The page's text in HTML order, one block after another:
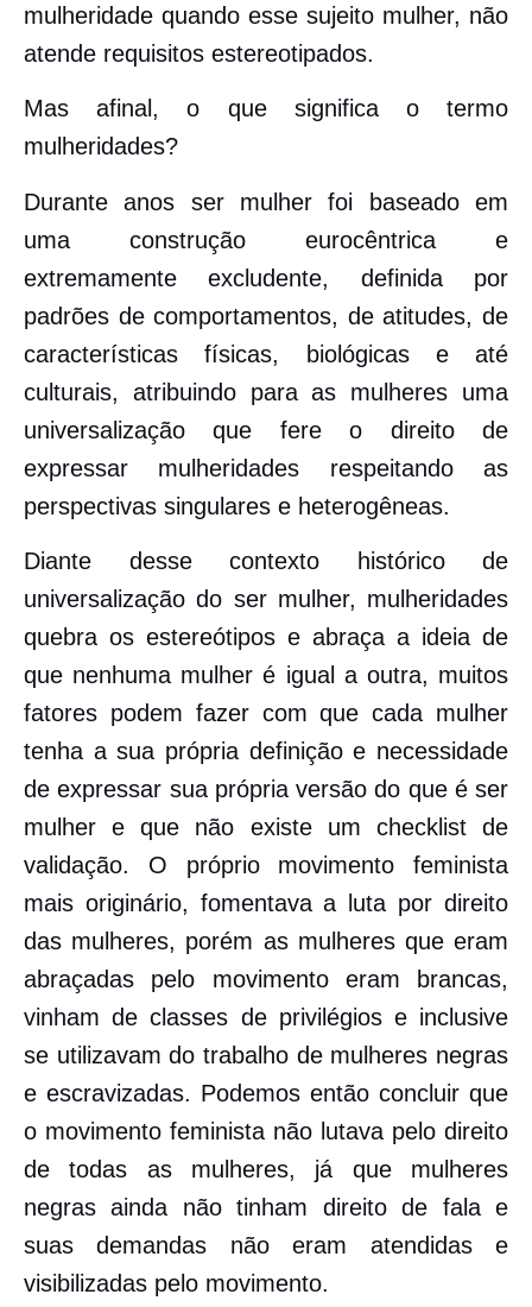
mulheridade quando esse sujeito mulher, não
atende requisitos estereotipados.
Mas afinal, o que significa o termo
mulheridades?
Durante anos ser mulher foi baseado em
uma construção eurocêntrica e
extremamente excludente, definida por
padrões de comportamentos, de atitudes, de
características físicas, biológicas e até
culturais, atribuindo para as mulheres uma
universalização que fere o direito de
expressar mulheridades respeitando as
perspectivas singulares e heterogêneas.
Diante desse contexto histórico de
universalização do ser mulher, mulheridades
quebra os estereótipos e abraça a ideia de
que nenhuma mulher é igual a outra, muitos
fatores podem fazer com que cada mulher
tenha a sua própria definição e necessidade
de expressar sua própria versão do que é ser
mulher e que não existe um checklist de
validação. O próprio movimento feminista
mais originário, fomentava a luta por direito
das mulheres, porém as mulheres que eram
abraçadas pelo movimento eram brancas,
vinham de classes de privilégios e inclusive
se utilizavam do trabalho de mulheres negras
e escravizadas. Podemos então concluir que
o movimento feminista não lutava pelo direito
de todas as mulheres, já que mulheres
negras ainda não tinham direito de fala e
suas demandas não eram atendidas e
visibilizadas pelo movimento.